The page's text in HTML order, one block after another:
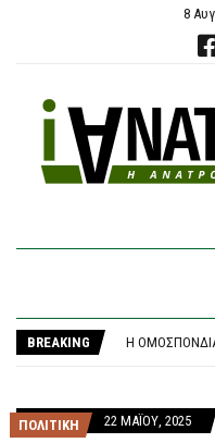
8
BREAKING
ΠΟΛΙΤΙΚΗ
22 ΜΑΪ́ΟΥ, 2025